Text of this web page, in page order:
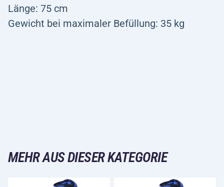
Länge: 75 cm
Gewicht bei maximaler Befüllung: 35 kg
MEHR AUS DIESER KATEGORIE